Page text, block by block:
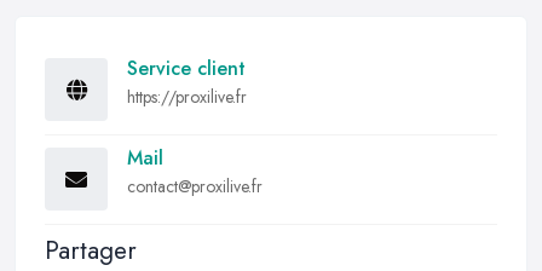
Service client
https://proxilive.fr
Mail
contact@proxilive.fr
Partager